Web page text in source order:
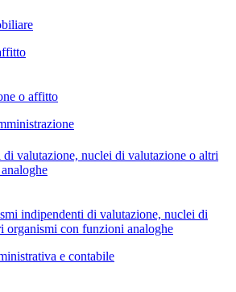
o affitto
valutazione, nuclei di valutazione o altri
indipendenti di valutazione, nuclei di
organismi con funzioni analoghe
e contabile